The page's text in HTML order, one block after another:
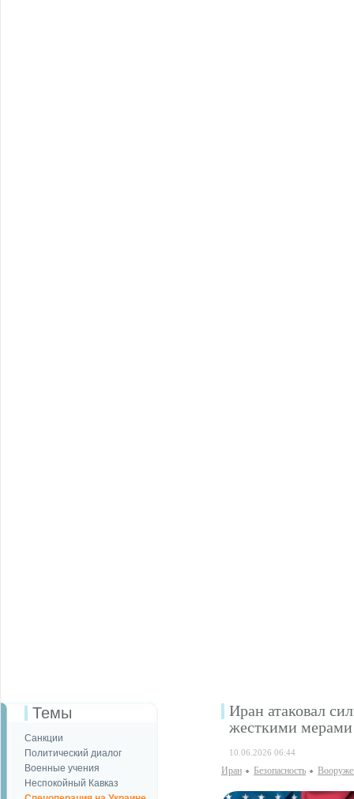
Темы
Санкции
Политический диалог
Военные учения
Неспокойный Кавказ
Иран атаковал
жесткими мерами
10.06.2026 06:44
Иран Безопаcность